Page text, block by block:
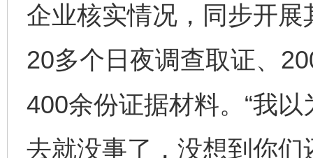
企业核实情况，同步开
20多个日夜调查取证、
400余份证据材料。“我
去就没事了，没想到你们